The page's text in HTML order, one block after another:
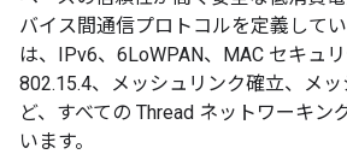
バイス間通信プロトコルを定義して
は、IPv6、6LoWPAN、MAC セキュ
802.15.4、メッシュリンク確立、メ
ど、すべての Thread ネットワーキン
います。